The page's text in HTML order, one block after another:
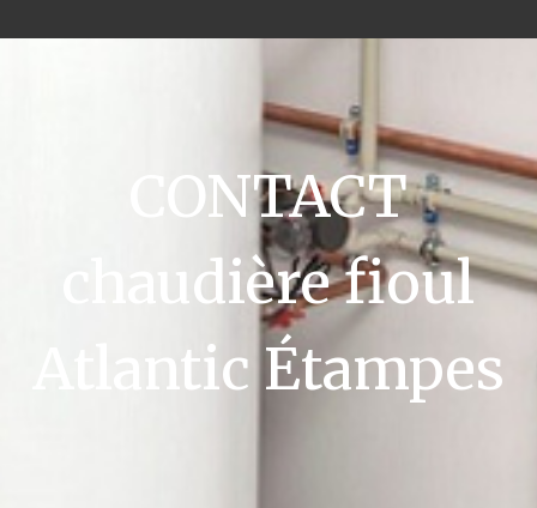
CONTACT
chaudière fioul
Atlantic Étampes